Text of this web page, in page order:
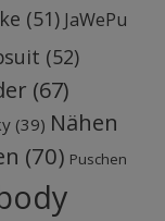
(51) JaWePu
(52)
(67)
(39) Nähen
(70) Puschen